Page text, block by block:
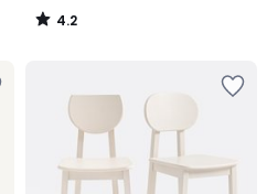
4.2
/